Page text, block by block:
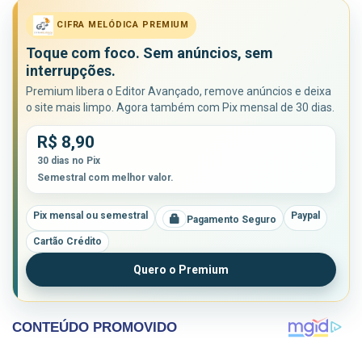
CIFRA MELÓDICA PREMIUM
Toque com foco. Sem anúncios, sem
interrupções.
Premium libera o Editor Avançado, remove anúncios e deixa
o site mais limpo. Agora também com Pix mensal de 30 dias.
R$ 8,90
30 dias no Pix
Semestral com melhor valor.
Pix mensal ou semestral Pagamento Seguro Paypal
Cartão Crédito
Quero o Premium